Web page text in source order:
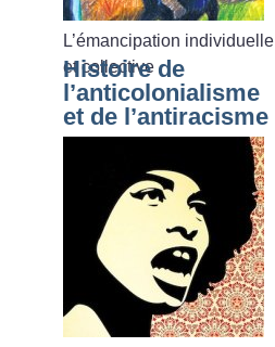
L’émancipation individuelle
et collective
Histoire de
l’anticolonialisme
et de l’antiracisme